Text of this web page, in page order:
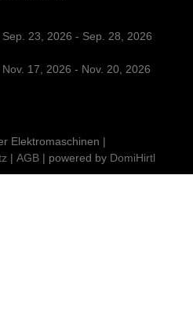
Sep. 23, 2026 - Sep. 28, 2026
Nov. 17, 2026 - Nov. 20, 2026
Elektromaschinen |
| AGB| powered by DomiHirtl